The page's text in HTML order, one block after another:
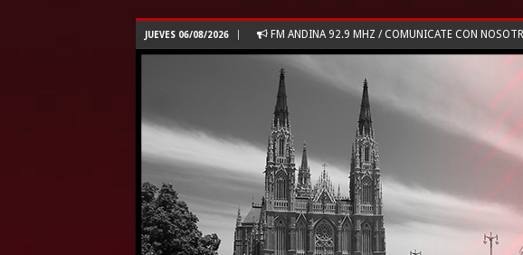
JUEVES 06/08/2026 FM ANDINA 92.9 MHZ / COMUNICATE CON